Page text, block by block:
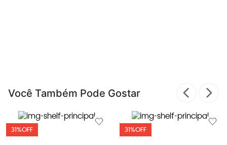
Você Também Pode Gostar
31%OFF 31%OFF